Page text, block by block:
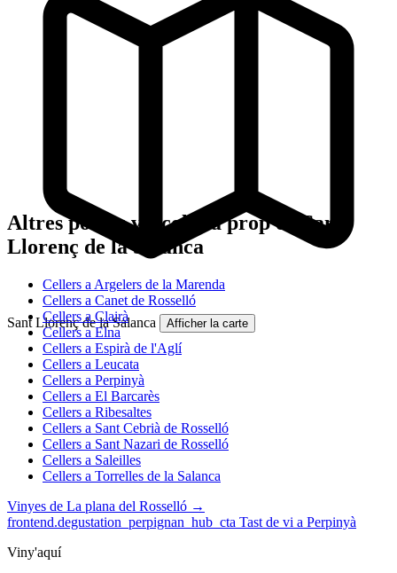
Sant Llorenç de la Salanca Afficher la carte
Altres pobles vitícoles a prop de Sant
Llorenç de la Salanca
Cellers a Argelers de la Marenda
Cellers a Canet de Rosselló
Cellers a Clairà
Cellers a Elna
Cellers a Espirà de l'Aglí
Cellers a Leucata
Cellers a Perpinyà
Cellers a El Barcarès
Cellers a Ribesaltes
Cellers a Sant Cebrià de Rosselló
Cellers a Sant Nazari de Rosselló
Cellers a Saleilles
Cellers a Torrelles de la Salanca
Vinyes de La plana del Rosselló →
frontend.degustation_perpignan_hub_cta Tast de vi a Perpinyà
Viny'aquí